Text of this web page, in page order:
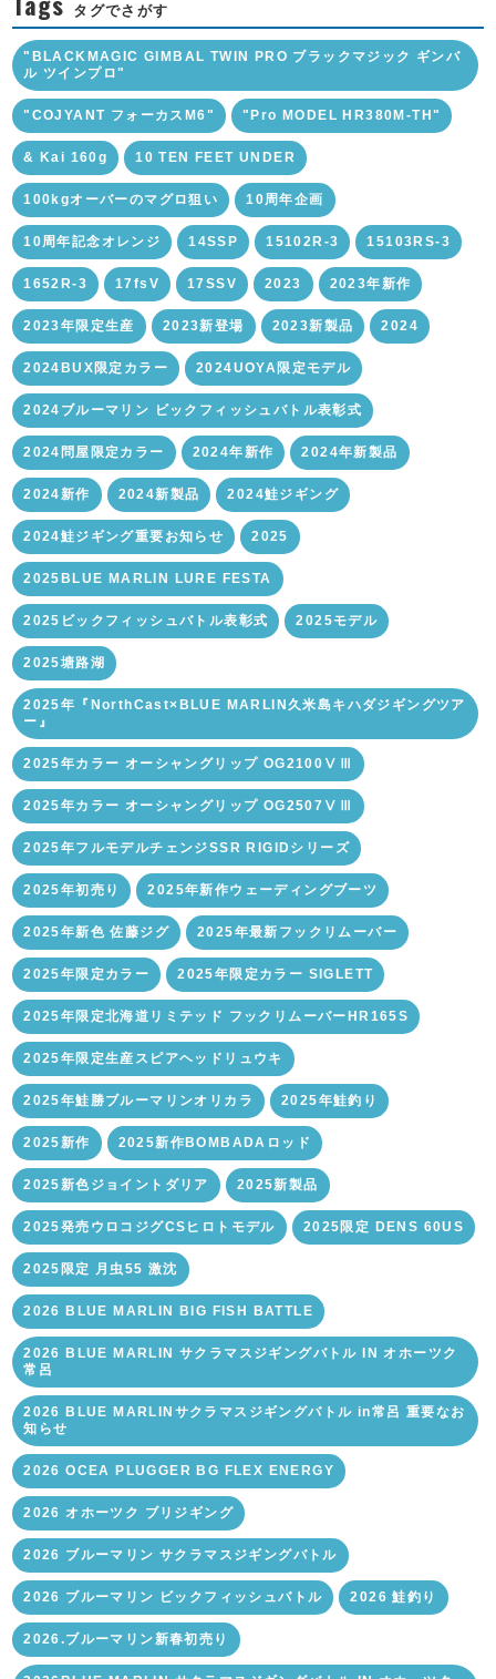
タグでさがす
"BLACKMAGIC GIMBAL TWIN PRO ブラックマジック ギンバ
ル ツインプロ"
"COJYANT フォーカスM6" "Pro MODEL HR380M-TH"
& Kai 160g 10 TEN FEET UNDER
100kgオーバーのマグロ狙い 10周年企画
10周年記念オレンジ 14SSP 15102R-3 15103RS-3
1652R-3 17fsV 17SSV 2023 2023年新作
2023年限定生産 2023新登場 2023新製品 2024
2024BUX限定カラー 2024UOYA限定モデル
2024ブルーマリン ビックフィッシュバトル表彰式
2024問屋限定カラー 2024年新作 2024年新製品
2024新作 2024新製品 2024鮭ジギング
2024鮭ジギング重要お知らせ 2025
2025BLUE MARLIN LURE FESTA
2025ビックフィッシュバトル表彰式 2025モデル
2025塘路湖
2025年『NorthCast×BLUE MARLIN久米島キハダジギングツア
ー』
2025年カラー オーシャングリップ OG2100ⅤⅢ
2025年カラー オーシャングリップ OG2507ⅤⅢ
2025年フルモデルチェンジSSR RIGIDシリーズ
2025年初売り 2025年新作ウェーディングブーツ
2025年新色 佐藤ジグ 2025年最新フックリムーバー
2025年限定カラー 2025年限定カラー SIGLETT
2025年限定北海道リミテッド フックリムーバーHR165S
2025年限定生産スピアヘッドリュウキ
2025年鮭勝ブルーマリンオリカラ 2025年鮭釣り
2025新作 2025新作BOMBADAロッド
2025新色ジョイントダリア 2025新製品
2025発売ウロコジグCSヒロトモデル 2025限定 DENS 60US
2025限定 月虫55 激沈
2026 BLUE MARLIN BIG FISH BATTLE
2026 BLUE MARLIN サクラマスジギングバトル IN オホーツク
常呂
2026 BLUE MARLINサクラマスジギングバトル in常呂 重要なお
知らせ
2026 OCEA PLUGGER BG FLEX ENERGY
2026 オホーツク ブリジギング
2026 ブルーマリン サクラマスジギングバトル
2026 ブルーマリン ビックフィッシュバトル 2026 鮭釣り
2026.ブルーマリン新春初売り